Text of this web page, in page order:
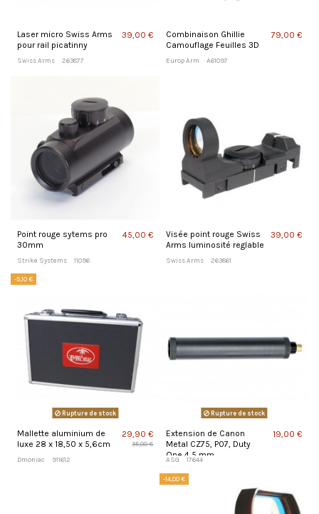
Laser micro Swiss Arms
pour rail picatinny
Swiss Arms 263877
39,00 €
Combinaison Ghillie
Camouflage Feuilles 3D
Europ Arm A61097
79,00 €
Point rouge sytems pro
30mm
Strike Systems 11096
45,00 €
Visée point rouge Swiss
Arms luminosité reglable
Swiss Arms 263861
39,00 €
-5,10 €
Rupture de stock
Mallette aluminium de
luxe 28 x 18,50 x 5,6cm
Dmoniac 911612
29,90 €
35,00 €
Rupture de stock
Extension de Canon
Metal CZ75, P07, Duty
One 4,5 mm
ASG 17644
19,00 €
-14,00 €